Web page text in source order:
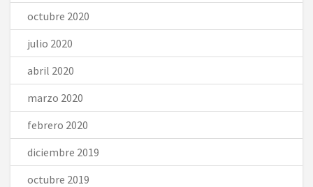
octubre 2020
julio 2020
abril 2020
marzo 2020
febrero 2020
diciembre 2019
octubre 2019